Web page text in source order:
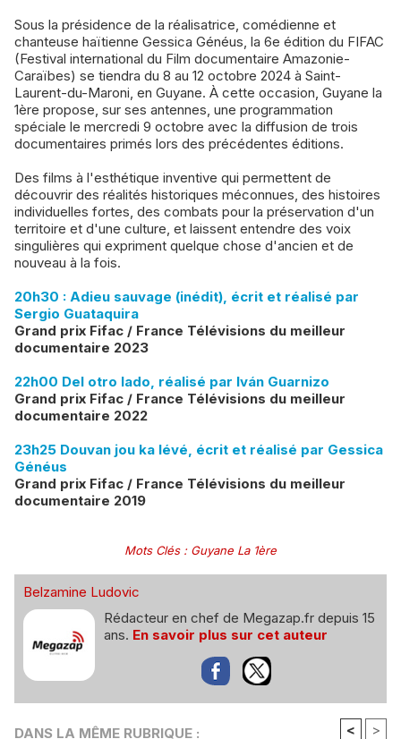
Sous la présidence de la réalisatrice, comédienne et
chanteuse haïtienne Gessica Généus, la 6e édition du FIFAC
(Festival international du Film documentaire Amazonie-
Caraïbes) se tiendra du 8 au 12 octobre 2024 à Saint-
Laurent-du-Maroni, en Guyane. À cette occasion, Guyane la
1ère propose, sur ses antennes, une programmation
spéciale le mercredi 9 octobre avec la diffusion de trois
documentaires primés lors des précédentes éditions.
Des films à l'esthétique inventive qui permettent de
découvrir des réalités historiques méconnues, des histoires
individuelles fortes, des combats pour la préservation d'un
territoire et d'une culture, et laissent entendre des voix
singulières qui expriment quelque chose d'ancien et de
nouveau à la fois.
20h30 : Adieu sauvage (inédit), écrit et réalisé par
Sergio Guataquira
Grand prix Fifac / France Télévisions du meilleur
documentaire 2023
22h00 Del otro lado, réalisé par Iván Guarnizo
Grand prix Fifac / France Télévisions du meilleur
documentaire 2022
23h25 Douvan jou ka lévé, écrit et réalisé par Gessica
Généus
Grand prix Fifac / France Télévisions du meilleur
documentaire 2019
Mots Clés: Guyane La 1ère
Belzamine Ludovic
Rédacteur en chef de Megazap.fr depuis 15
ans. En savoir plus sur cet auteur
DANS LA MÊME RUBRIQUE : < >